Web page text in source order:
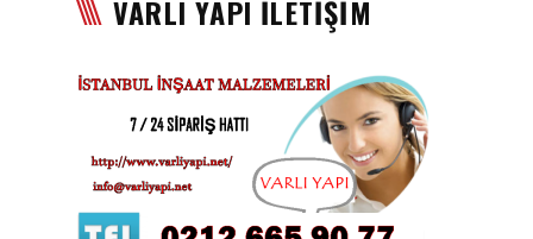
Satışı
Asma Tavan Karolam
Malzeme Satışı
Sandviç Panel Malzemesi
Satışı
VARLI YAPI İLETİŞİM